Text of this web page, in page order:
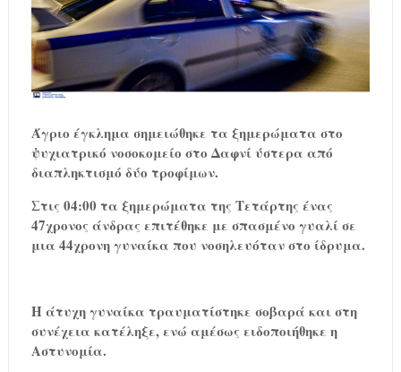
Άγριο έγκλημα σημειώθηκε τα ξημερώματα στο
ψυχιατρικό νοσοκομείο στο Δαφνί ύστερα από
διαπληκτισμό δύο τροφίμων.
Στις 04:00 τα ξημερώματα της Τετάρτης ένας
47χρονος άνδρας επιτέθηκε με σπασμένο γυαλί σε
μια 44χρονη γυναίκα που νοσηλευόταν στο ίδρυμα.
Η άτυχη γυναίκα τραυματίστηκε σοβαρά και στη
συνέχεια κατέληξε, ενώ αμέσως ειδοποιήθηκε η
Αστυνομία.